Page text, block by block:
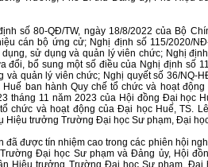
số 80-QĐ/TW, ngày 18/8/2022 của Bộ
cán bộ ứng cử; Nghị định số 115/2020/
sử dụng và quản lý viên chức; Nghị
đổi, bổ sung một số điều của Nghị định số
và quản lý viên chức; Nghị quyết số 36/NQ-
ban hành Quy chế tổ chức và hoạt
tháng 11 năm 2023 của Hội đồng Đại học
chức và hoạt động của Đại học Huế, TS.
Hiệu trưởng Trường Đại học Sư phạm, Đại
đã được tín nhiệm cao trong các phiên hội
Đại học Sư phạm và Đảng ủy, Hội
Hiệu trưởng Trường Đại học Sư phạm, Đại